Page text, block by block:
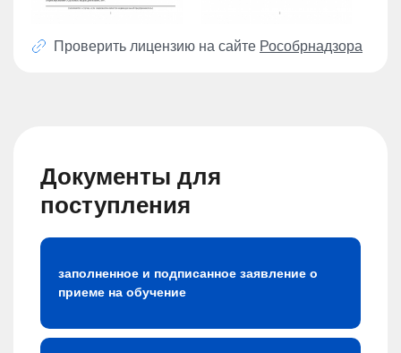
Проверить лицензию на сайте Рособрнадзора
Документы для
поступления
заполненное и подписанное заявление о
приеме на обучение